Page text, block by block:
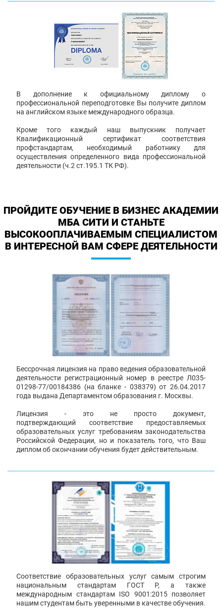
В дополнение к официальному диплому о
профессиональной переподготовке Вы получите диплом
на английском языке международного образца.
Кроме того каждый наш выпускник получает
Квалификационный сертификат соответствия
профстандартам, необходимый работнику для
осуществления определенного вида профессиональной
деятельности (ч.2 ст.195.1 ТК РФ).
ПРОЙДИТЕ ОБУЧЕНИЕ В БИЗНЕС АКАДЕМИИ
МБА СИТИ И СТАНЬТЕ
ВЫСОКООПЛАЧИВАЕМЫМ СПЕЦИАЛИСТОМ
В ИНТЕРЕСНОЙ ВАМ СФЕРЕ ДЕЯТЕЛЬНОСТИ
Бессрочная лицензия на право ведения образовательной
деятельности регистрационный номер в реестре Л035-
01298-77/00184386 (на бланке - 038379) от 26.04.2017
года выдана Департаментом образования г. Москвы.
Лицензия - это не просто документ,
подтверждающий соответствие предоставляемых
образовательных услуг требованиям законодательства
Российской Федерации, но и показатель того, что Ваш
диплом об окончании обучения будет действительным.
Соответствие образовательных услуг самым строгим
национальным стандартам ГОСТ Р, а также
международным стандартам ISO 9001:2015 позволяет
нашим студентам быть уверенными в качестве обучения.